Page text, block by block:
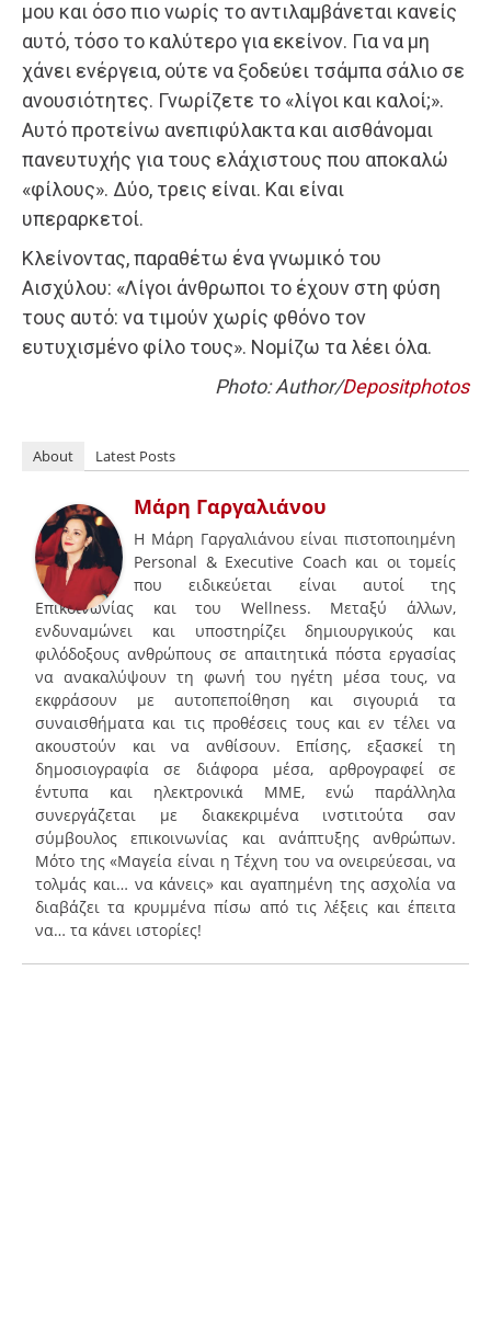
μου και όσο πιο νωρίς το αντιλαμβάνεται κανείς
αυτό, τόσο το καλύτερο για εκείνον. Για να μη
χάνει ενέργεια, ούτε να ξοδεύει τσάμπα σάλιο σε
ανουσιότητες. Γνωρίζετε το «λίγοι και καλοί;».
Αυτό προτείνω ανεπιφύλακτα και αισθάνομαι
πανευτυχής για τους ελάχιστους που αποκαλώ
«φίλους». Δύο, τρεις είναι. Και είναι
υπεραρκετοί.
Κλείνοντας, παραθέτω ένα γνωμικό του
Αισχύλου: «Λίγοι άνθρωποι το έχουν στη φύση
τους αυτό: να τιμούν χωρίς φθόνο τον
ευτυχισμένο φίλο τους». Νομίζω τα λέει όλα.
Photo: Author/Depositphotos
About Latest Posts
Μάρη Γαργαλιάνου
Η Μάρη Γαργαλιάνου είναι πιστοποιημένη
Personal & Executive Coach και οι τομείς
που ειδικεύεται είναι αυτοί της
Επικοινωνίας και του Wellness. Μεταξύ άλλων,
ενδυναμώνει και υποστηρίζει δημιουργικούς και
φιλόδοξους ανθρώπους σε απαιτητικά πόστα εργασίας
να ανακαλύψουν τη φωνή του ηγέτη μέσα τους, να
εκφράσουν με αυτοπεποίθηση και σιγουριά τα
συναισθήματα και τις προθέσεις τους και εν τέλει να
ακουστούν και να ανθίσουν. Επίσης, εξασκεί τη
δημοσιογραφία σε διάφορα μέσα, αρθρογραφεί σε
έντυπα και ηλεκτρονικά ΜΜΕ, ενώ παράλληλα
συνεργάζεται με διακεκριμένα ινστιτούτα σαν
σύμβουλος επικοινωνίας και ανάπτυξης ανθρώπων.
Mότο της «Μαγεία είναι η Τέχνη του να ονειρεύεσαι, να
τολμάς και… να κάνεις» και αγαπημένη της ασχολία να
διαβάζει τα κρυμμένα πίσω από τις λέξεις και έπειτα
να… τα κάνει ιστορίες!